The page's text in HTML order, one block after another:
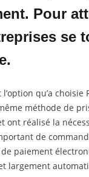
Pour
se
qu’a
méthode de
ont réalisé la
de
paiement
largement